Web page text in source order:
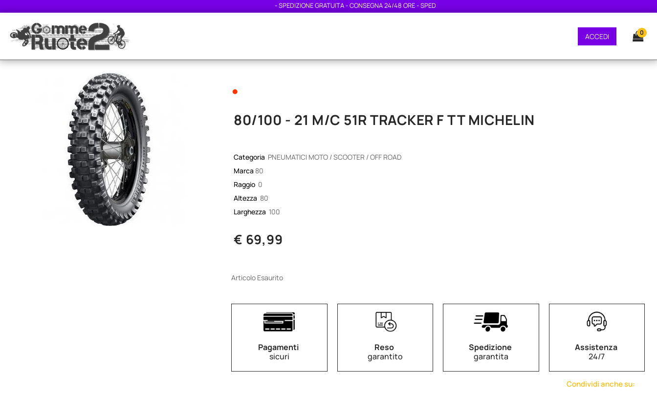
- SPEDIZIONE GRATUITA - CONSEGNA 24/48 ORE - SPEDIZIONE GRATUITA - CONSEGNA 24/48 ORE - SPEDIZIONE GRATUITA -
ACCEDI 0
•
80/100 - 21 M/C 51R TRACKER F TT MICHELIN
Categoria PNEUMATICI MOTO / SCOOTER / OFF ROAD
Marca 80
Raggio 0
Altezza 80
Larghezza 100
€ 69,99
Articolo Esaurito
Pagamenti
sicuri
Reso
garantito
Spedizione
garantita
Assistenza
24/7
Condividi anche su: